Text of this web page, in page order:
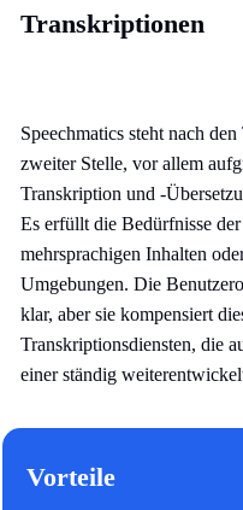
Transkriptionen
Speechmatics steht nach
zweiter Stelle, vor allem
Transkription und -
Es erfüllt die Bedürfnisse
mehrsprachigen Inhalten
Umgebungen. Die
klar, aber sie kompensiert
Transkriptionsdiensten, die
einer ständig
Vorteile